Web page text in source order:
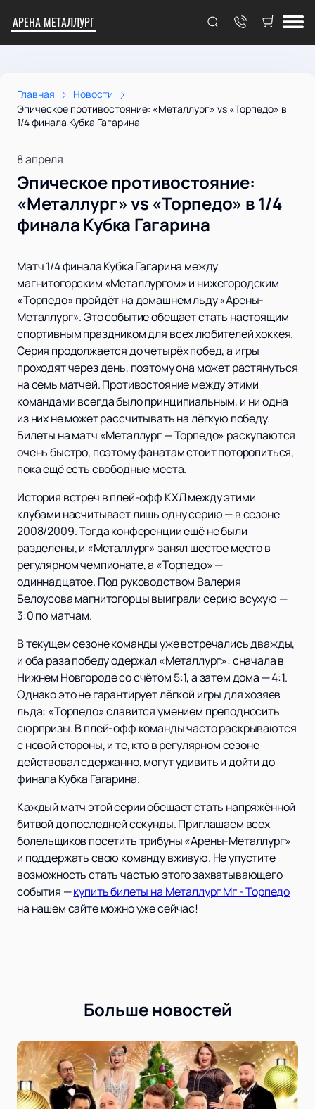
АРЕНА МЕТАЛЛУРГ
Главная
Новости
Эпическое противостояние: «Металлург» vs «Торпедо» в
1/4 финала Кубка Гагарина
8 апреля
Эпическое противостояние:
«Металлург» vs «Торпедо» в 1/4
финала Кубка Гагарина
Матч 1/4 финала Кубка Гагарина между
магнитогорским «Металлургом» и нижегородским
«Торпедо» пройдёт на домашнем льду «Арены-
Металлург». Это событие обещает стать настоящим
спортивным праздником для всех любителей хоккея.
Серия продолжается до четырёх побед, а игры
проходят через день, поэтому она может растянуться
на семь матчей. Противостояние между этими
командами всегда было принципиальным, и ни одна
из них не может рассчитывать на лёгкую победу.
Билеты на матч «Металлург — Торпедо» раскупаются
очень быстро, поэтому фанатам стоит поторопиться,
пока ещё есть свободные места.
История встреч в плей-офф КХЛ между этими
клубами насчитывает лишь одну серию — в сезоне
2008/2009. Тогда конференции ещё не были
разделены, и «Металлург» занял шестое место в
регулярном чемпионате, а «Торпедо» —
одиннадцатое. Под руководством Валерия
Белоусова магнитогорцы выиграли серию всухую —
3:0 по матчам.
В текущем сезоне команды уже встречались дважды,
и оба раза победу одержал «Металлург»: сначала в
Нижнем Новгороде со счётом 5:1, а затем дома — 4:1.
Однако это не гарантирует лёгкой игры для хозяев
льда: «Торпедо» славится умением преподносить
сюрпризы. В плей-офф команды часто раскрываются
с новой стороны, и те, кто в регулярном сезоне
действовал сдержанно, могут удивить и дойти до
финала Кубка Гагарина.
Каждый матч этой серии обещает стать напряжённой
битвой до последней секунды. Приглашаем всех
болельщиков посетить трибуны «Арены-Металлург»
и поддержать свою команду вживую. Не упустите
возможность стать частью этого захватывающего
события —купить билеты на Металлург Мг - Торпедо
на нашем сайте можно уже сейчас!
Больше новостей